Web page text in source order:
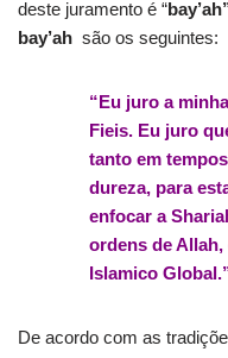
deste juramento é “
bay’ah são os seguintes:
“Eu juro a
Fieis. Eu juro
tanto em
dureza, para
enfocar a
ordens de
Islamico
De acordo com as